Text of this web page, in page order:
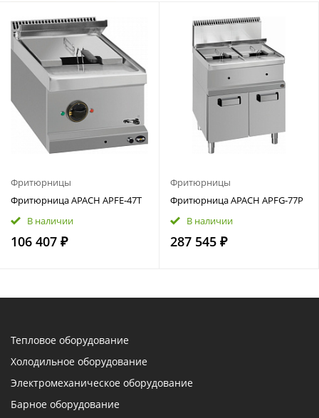
Фритюрницы
Фритюрница APACH APFE‑47T
В наличии
106 407 ₽
Фритюрницы
Фритюрница APACH APFG‑77P
В наличии
287 545 ₽
Тепловое оборудование
Холодильное оборудование
Электромеханическое оборудование
Барное оборудование